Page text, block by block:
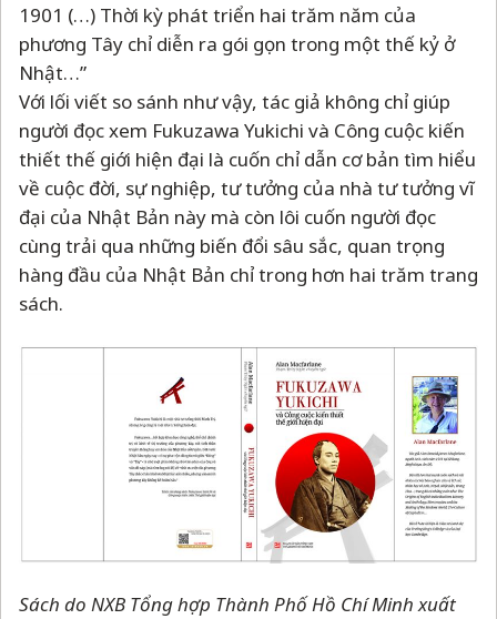
1901 (…) Thời kỳ phát triển hai trăm năm của
phương Tây chỉ diễn ra gói gọn trong một thế kỷ ở
Nhật…”
Với lối viết so sánh như vậy, tác giả không chỉ giúp
người đọc xem Fukuzawa Yukichi và Công cuộc kiến
thiết thế giới hiện đại là cuốn chỉ dẫn cơ bản tìm hiểu
về cuộc đời, sự nghiệp, tư tưởng của nhà tư tưởng vĩ
đại của Nhật Bản này mà còn lôi cuốn người đọc
cùng trải qua những biến đổi sâu sắc, quan trọng
hàng đầu của Nhật Bản chỉ trong hơn hai trăm trang
sách.
Sách do NXB Tổng hợp Thành Phố Hồ Chí Minh xuất